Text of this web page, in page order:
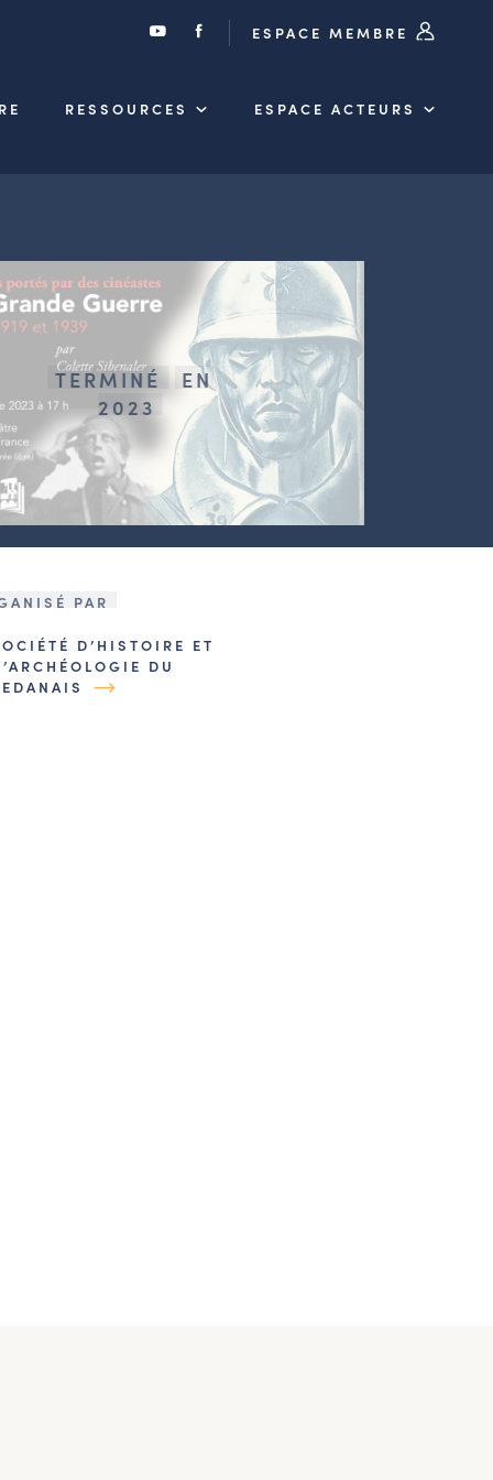
ESPACE MEMBRE
RESSOURCES ESPACE ACTEURS
TERMINÉ
EN
2023
PAR
D’HISTOIRE ET
DU